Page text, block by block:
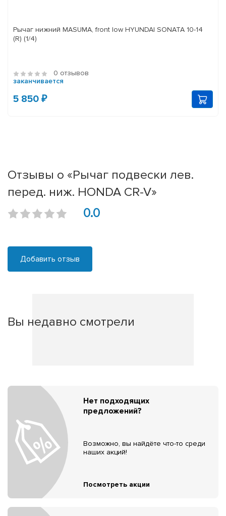
Рычаг нижний MASUMA, front low HYUNDAI SONATA 10-14
(R) (1/4)
0 отзывов
заканчивается
5 850 ₽
Отзывы о «Рычаг подвески лев.
перед. ниж. HONDA CR-V»
0.0
Добавить отзыв
Вы недавно смотрели
Нет подходящих
предложений?
Возможно, вы найдёте что-то среди
наших акций!
Посмотреть акции